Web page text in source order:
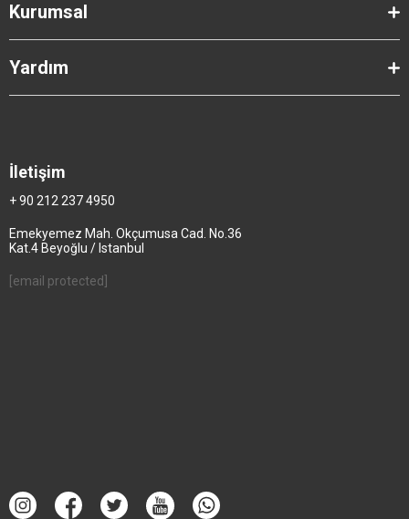
Kurumsal
Yardım
İletişim
+ 90 212 237 4950
Emekyemez Mah. Okçumusa Cad. No.36
Kat.4 Beyoğlu / Istanbul
[email protected]